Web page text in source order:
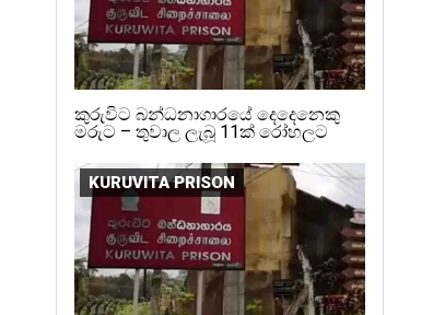
කුරුවිට බන්ධනාගාරයේ දෙදෙනෙකු
මරුට – තුවාල ලැබූ 11ක් රෝහලට
KURUVITA PRISON